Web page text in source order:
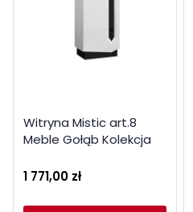
Witryna Mistic art.8
Meble Gołąb Kolekcja
1 771,00 zł